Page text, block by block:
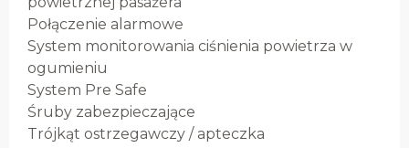
Połączenie alarmowe
System monitorowania ciśnienia powietrza w
ogumieniu
System Pre Safe
Śruby zabezpieczające
Trójkąt ostrzegawczy / apteczka